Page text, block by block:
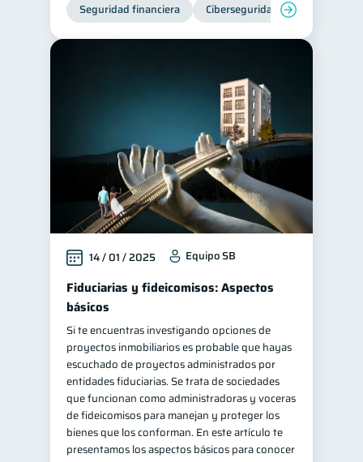
Seguridad financiera Ciberseguridad
14 / 01 / 2025 Equipo SB
Fiduciarias y fideicomisos: Aspectos
básicos
Si te encuentras investigando opciones de
proyectos inmobiliarios es probable que hayas
escuchado de proyectos administrados por
entidades fiduciarias. Se trata de sociedades
que funcionan como administradoras y voceras
de fideicomisos para manejan y proteger los
bienes que los conforman. En este artículo te
presentamos los aspectos básicos para conocer